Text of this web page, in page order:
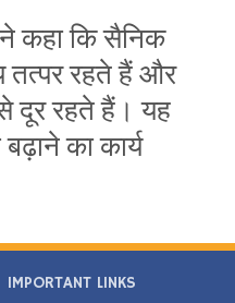
कहा कि सैनिक
तत्पर रहते हैं और
से दूर रहते हैं। यह
का कार्य
IMPORTANT LINKS